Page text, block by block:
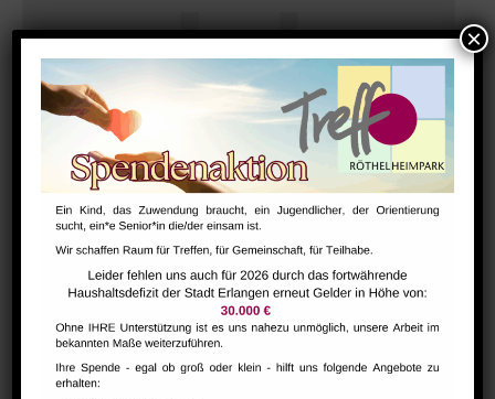
Bharathanatiyam Kindertanzgruppe
August 9 @ 10:00 - 12:00